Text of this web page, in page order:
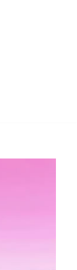
💓️
Ihr